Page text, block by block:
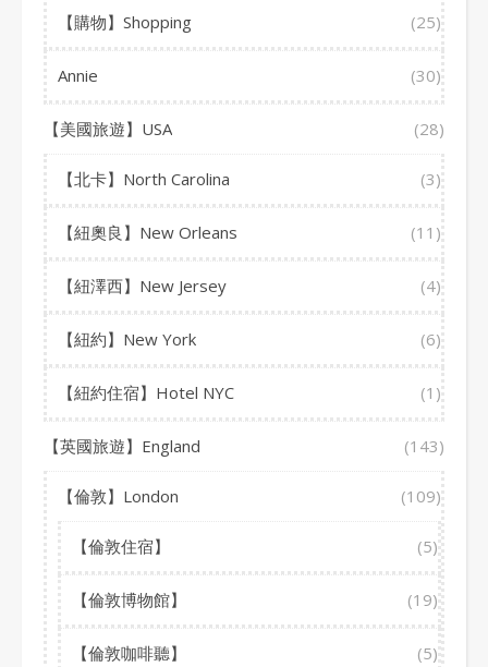
【購物】Shopping (25)
Annie (30)
【美國旅遊】USA (28)
【北卡】North Carolina (3)
【紐奧良】New Orleans (11)
【紐澤西】New Jersey (4)
【紐約】New York (6)
【紐約住宿】Hotel NYC (1)
【英國旅遊】England (143)
【倫敦】London (109)
【倫敦住宿】 (5)
【倫敦博物館】 (19)
【倫敦咖啡聽】 (5)